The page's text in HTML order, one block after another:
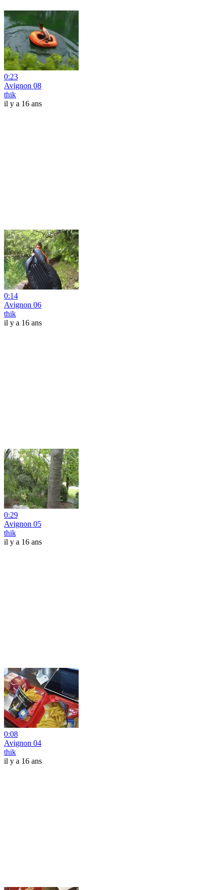
0:23
Avignon 08
thik
il y a 16 ans
0:14
Avignon 06
thik
il y a 16 ans
0:29
Avignon 05
thik
il y a 16 ans
0:08
Avignon 04
thik
il y a 16 ans